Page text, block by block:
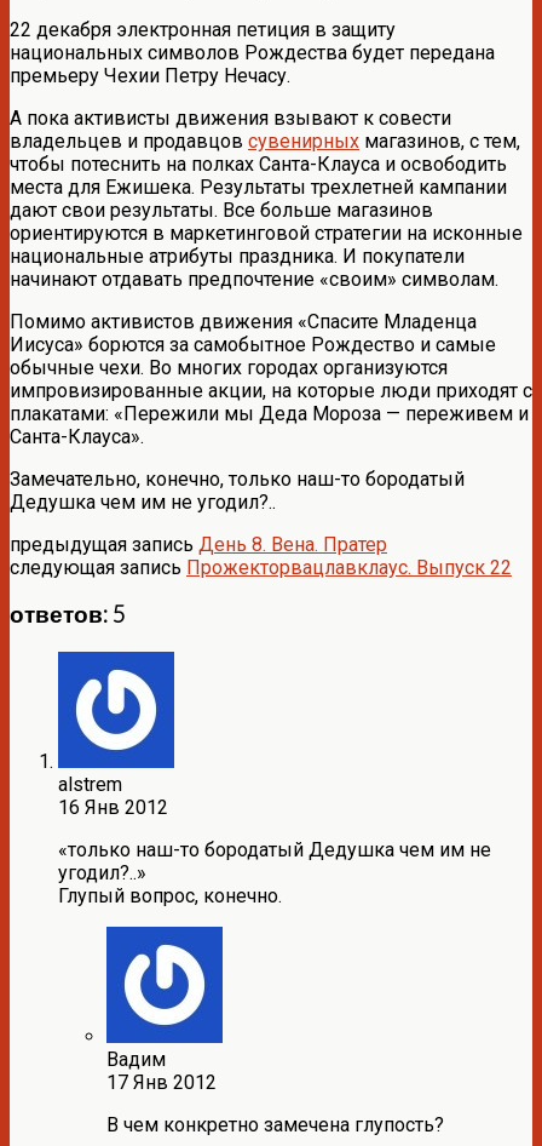
22 декабря электронная петиция в защиту
национальных символов Рождества будет передана
премьеру Чехии Петру Нечасу.
А пока активисты движения взывают к совести
владельцев и продавцов сувенирных магазинов, с тем,
чтобы потеснить на полках Санта-Клауса и освободить
места для Ежишека. Результаты трехлетней кампании
дают свои результаты. Все больше магазинов
ориентируются в маркетинговой стратегии на исконные
национальные атрибуты праздника. И покупатели
начинают отдавать предпочтение «своим» символам.
Помимо активистов движения «Спасите Младенца
Иисуса» борются за самобытное Рождество и самые
обычные чехи. Во многих городах организуются
импровизированные акции, на которые люди приходят с
плакатами: «Пережили мы Деда Мороза — переживем и
Санта-Клауса».
Замечательно, конечно, только наш-то бородатый
Дедушка чем им не угодил?..
предыдущая запись День 8. Вена. Пратер
следующая запись Прожекторвацлавклаус. Выпуск 22
ответов: 5
alstrem
16 Янв 2012
«только наш-то бородатый Дедушка чем им не
угодил?..»
Глупый вопрос, конечно.
Вадим
17 Янв 2012
В чем конкретно замечена глупость?